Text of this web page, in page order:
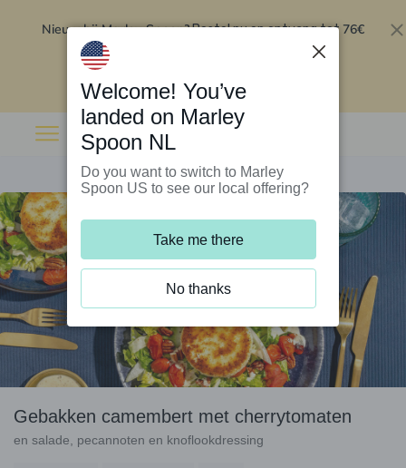
Nieuw bij Marley Spoon?Bestel nu en ontvang tot 76€
Gebakken camembert met cherrytomaten
en salade, pecannoten en knoflookdressing
Welcome! You’ve
landed on Marley
Spoon NL
Do you want to switch to Marley
Spoon US to see our local offering?
Take me there
No thanks